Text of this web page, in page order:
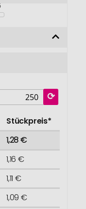
Stückpreis*
1,28 €
1,16 €
1,11 €
1,09 €